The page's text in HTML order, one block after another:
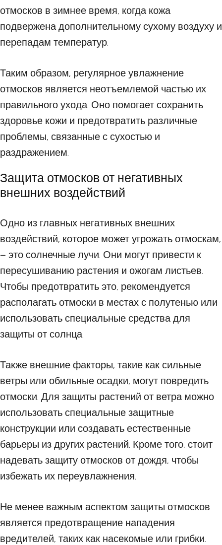
отмосков в зимнее время, когда кожа
подвержена дополнительному сухому воздуху и
перепадам температур.
Таким образом, регулярное увлажнение
отмосков является неотъемлемой частью их
правильного ухода. Оно помогает сохранить
здоровье кожи и предотвратить различные
проблемы, связанные с сухостью и
раздражением.
Защита отмосков от негативных
внешних воздействий
Одно из главных негативных внешних
воздействий, которое может угрожать отмоскам,
– это солнечные лучи. Они могут привести к
пересушиванию растения и ожогам листьев.
Чтобы предотвратить это, рекомендуется
располагать отмоски в местах с полутенью или
использовать специальные средства для
защиты от солнца.
Также внешние факторы, такие как сильные
ветры или обильные осадки, могут повредить
отмоски. Для защиты растений от ветра можно
использовать специальные защитные
конструкции или создавать естественные
барьеры из других растений. Кроме того, стоит
надевать защиту отмосков от дождя, чтобы
избежать их переувлажнения.
Не менее важным аспектом защиты отмосков
является предотвращение нападения
вредителей, таких как насекомые или грибки.